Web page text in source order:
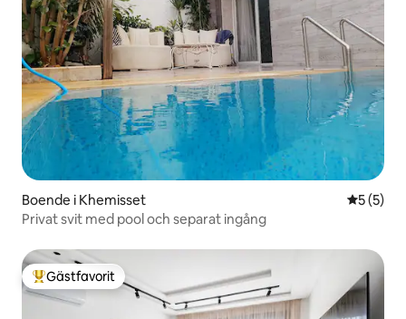
Boende i Khemisset 5 av 5 i
5 (5)
Privat svit med pool och separat ingång
Populär gästfavorit
Gästfavorit